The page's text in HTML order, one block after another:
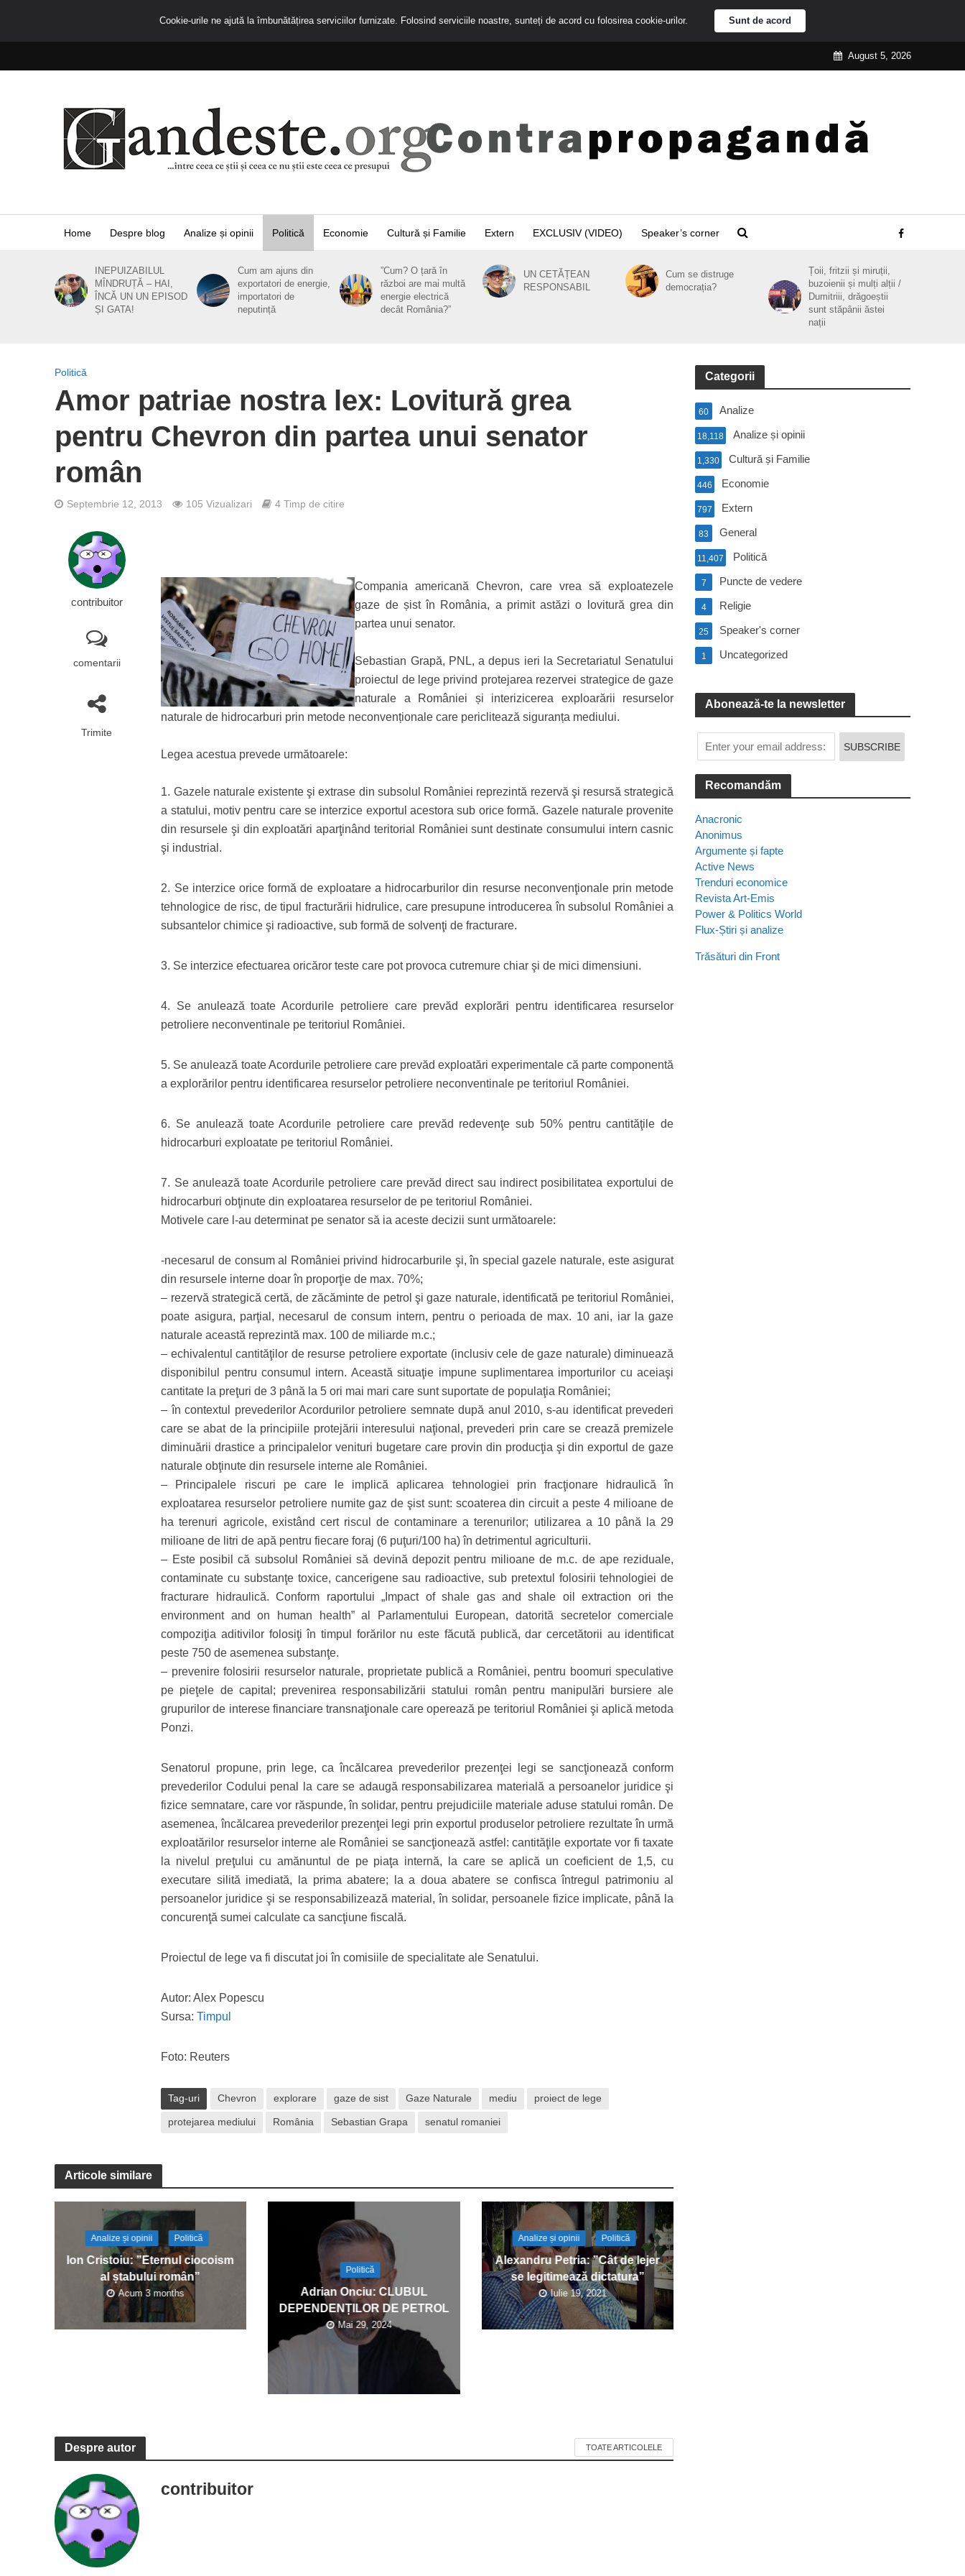
August 5, 2026
Home Despre blog Analize și opinii Politică Economie Cultură și Familie Extern EXCLUSIV (VIDEO) Speaker’s corner
INEPUIZABILUL
MÎNDRUȚĂ – HAI,
ÎNCĂ UN UN EPISOD
ȘI GATA!
Cum am ajuns din
exportatori de energie,
importatori de
neputință
”Cum? O țară în
război are mai multă
energie electrică
decât România?”
UN CETĂȚEAN
RESPONSABIL
Cum se distruge
democrația?
Țoii, fritzii și miruții,
buzoienii și mulți alții /
Dumitriii, drăgoeștii
sunt stăpânii ăstei
nații
Politică
Amor patriae nostra lex: Lovitură grea
pentru Chevron din partea unui senator
român
Septembrie 12, 2013 105 Vizualizari 4 Timp de citire
contribuitor
comentarii
Trimite
Compania americană Chevron, care vrea să exploatezele
gaze de șist în România, a primit astăzi o lovitură grea din
partea unui senator.
Sebastian Grapă, PNL, a depus ieri la Secretariatul Senatului
proiectul de lege privind protejarea rezervei strategice de gaze
naturale a României și interizicerea exploarării resurselor
naturale de hidrocarburi prin metode neconvenționale care periclitează siguranța mediului.
Legea acestua prevede următoarele:
1. Gazele naturale existente şi extrase din subsolul României reprezintă rezervă şi resursă strategică
a statului, motiv pentru care se interzice exportul acestora sub orice formă. Gazele naturale provenite
din resursele şi din exploatări aparţinând teritorial României sunt destinate consumului intern casnic
şi industrial.
2. Se interzice orice formă de exploatare a hidrocarburilor din resurse neconvenţionale prin metode
tehnologice de risc, de tipul fracturării hidrulice, care presupune introducerea în subsolul României a
subsantelor chimice şi radioactive, sub formă de solvenţi de fracturare.
3. Se interzice efectuarea oricăror teste care pot provoca cutremure chiar şi de mici dimensiuni.
4. Se anulează toate Acordurile petroliere care prevăd explorări pentru identificarea resurselor
petroliere neconventinale pe teritoriul României.
5. Se anulează toate Acordurile petroliere care prevăd exploatări experimentale că parte componentă
a explorărilor pentru identificarea resurselor petroliere neconventinale pe teritoriul României.
6. Se anulează toate Acordurile petroliere care prevăd redevenţe sub 50% pentru cantităţile de
hidrocarburi exploatate pe teritoriul României.
7. Se anulează toate Acordurile petroliere care prevăd direct sau indirect posibilitatea exportului de
hidrocarburi obţinute din exploatarea resurselor de pe teritoriul României.
Motivele care l-au determinat pe senator să ia aceste decizii sunt următoarele:
-necesarul de consum al României privind hidrocarburile şi, în special gazele naturale, este asigurat
din resursele interne doar în proporţie de max. 70%;
– rezervă strategică certă, de zăcăminte de petrol şi gaze naturale, identificată pe teritoriul României,
poate asigura, parţial, necesarul de consum intern, pentru o perioada de max. 10 ani, iar la gaze
naturale această reprezintă max. 100 de miliarde m.c.;
– echivalentul cantităţilor de resurse petroliere exportate (inclusiv cele de gaze naturale) diminuează
disponibilul pentru consumul intern. Această situaţie impune suplimentarea importurilor cu aceiaşi
cantitate la preţuri de 3 până la 5 ori mai mari care sunt suportate de populaţia României;
– în contextul prevederilor Acordurilor petroliere semnate după anul 2010, s-au identificat prevederi
care se abat de la principiile protejării interesului naţional, prevederi prin care se crează premizele
diminuării drastice a principalelor venituri bugetare care provin din producţia şi din exportul de gaze
naturale obţinute din resursele interne ale României.
– Principalele riscuri pe care le implică aplicarea tehnologiei prin fracţionare hidraulică în
exploatarea resurselor petroliere numite gaz de şist sunt: scoaterea din circuit a peste 4 milioane de
ha terenuri agricole, existând cert riscul de contaminare a terenurilor; utilizarea a 10 până la 29
milioane de litri de apă pentru fiecare foraj (6 puţuri/100 ha) în detrimentul agriculturii.
– Este posibil că subsolul României să devină depozit pentru milioane de m.c. de ape reziduale,
contaminate cu substanţe toxice, cancerigene sau radioactive, sub pretextul folosirii tehnologiei de
fracturare hidraulică. Conform raportului „Impact of shale gas and shale oil extraction ori the
environment and on human health” al Parlamentului European, datorită secretelor comerciale
compoziţia aditivilor folosiţi în timpul forărilor nu este făcută publică, dar cercetătorii au identificat
peste 750 de asemenea substanţe.
– prevenire folosirii resurselor naturale, proprietate publică a României, pentru boomuri speculative
pe pieţele de capital; prevenirea responsabilizării statului român pentru manipulări bursiere ale
grupurilor de interese financiare transnaţionale care operează pe teritoriul României şi aplică metoda
Ponzi.
Senatorul propune, prin lege, ca încălcarea prevederilor prezenţei legi se sancţionează conform
prevederilor Codului penal la care se adaugă responsabilizarea materială a persoanelor juridice şi
fizice semnatare, care vor răspunde, în solidar, pentru prejudiciile materiale aduse statului român. De
asemenea, încălcarea prevederilor prezenţei legi prin exportul produselor petroliere rezultate în urmă
exploatărilor resurselor interne ale României se sancţionează astfel: cantităţile exportate vor fi taxate
la nivelul preţului cu amănuntul de pe piaţa internă, la care se aplică un coeficient de 1,5, cu
executare silită imediată, la prima abatere; la a doua abatere se confisca întregul patrimoniu al
persoanelor juridice şi se responsabilizează material, în solidar, persoanele fizice implicate, până la
concurenţă sumei calculate ca sancţiune fiscală.
Proiectul de lege va fi discutat joi în comisiile de specialitate ale Senatului.
Autor: Alex Popescu
Sursa:Timpul
Foto: Reuters
Tag-uri Chevron explorare gaze de sist Gaze Naturale mediu proiect de lege
protejarea mediului România Sebastian Grapa senatul romaniei
Articole similare
Analize și opinii Politică
Ion Cristoiu: ”Eternul ciocoism
al ștabului român”
Acum 3 months
Politică
Adrian Onciu: CLUBUL
DEPENDENȚILOR DE PETROL
Mai 29, 2024
Analize și opinii Politică
Alexandru Petria: ”Cât de lejer
se legitimează dictatura”
Iulie 19, 2021
Despre autor TOATE ARTICOLELE
contribuitor
Categorii
Analize
60
Analize și opinii
18,118
Cultură și Familie
1,330
Economie
446
Extern
797
General
83
Politică
11,407
Puncte de vedere
7
Religie
4
Speaker's corner
25
Uncategorized
1
Abonează-te la newsletter
Recomandăm
Anacronic
Anonimus
Argumente și fapte
Active News
Trenduri economice
Revista Art-Emis
Power & Politics World
Flux-Știri și analize
Trăsături din Front
Cookie-urile ne ajută la îmbunătățirea serviciilor furnizate. Folosind serviciile noastre, sunteți de acord cu folosirea cookie-urilor. Sunt de acord